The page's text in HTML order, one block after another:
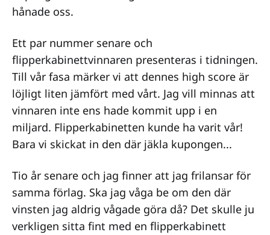
hånade oss.
Ett par nummer senare och
flipperkabinettvinnaren presenteras i tidningen.
Till vår fasa märker vi att dennes high score är
löjligt liten jämfört med vårt. Jag vill minnas att
vinnaren inte ens hade kommit upp i en
miljard. Flipperkabinetten kunde ha varit vår!
Bara vi skickat in den där jäkla kupongen...
Tio år senare och jag finner att jag frilansar för
samma förlag. Ska jag våga be om den där
vinsten jag aldrig vågade göra då? Det skulle ju
verkligen sitta fint med en flipperkabinett